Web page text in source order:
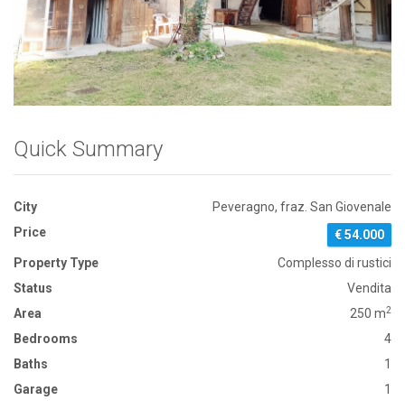
Photo
Quick Summary
City
Peveragno, fraz. San Giovenale
Price
€ 54.000
Property Type
Complesso di rustici
Status
Vendita
Area
250 m2
Bedrooms
4
Baths
1
Garage
1